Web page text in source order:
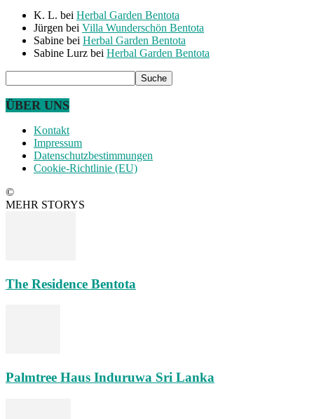
K. L. bei Herbal Garden Bentota
Jürgen bei Villa Wunderschön Bentota
Sabine bei Herbal Garden Bentota
Sabine Lurz bei Herbal Garden Bentota
ÜBER UNS
Kontakt
Impressum
Datenschutzbestimmungen
Cookie-Richtlinie (EU)
©
MEHR STORYS
The Residence Bentota
Palmtree Haus Induruwa Sri Lanka